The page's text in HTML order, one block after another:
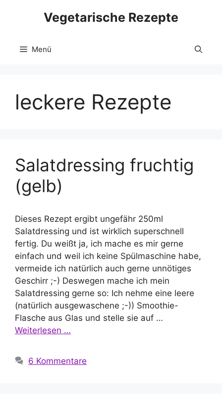
Vegetarische Rezepte
Menü
leckere Rezepte
Salatdressing fruchtig
(gelb)
Dieses Rezept ergibt ungefähr 250ml
Salatdressing und ist wirklich superschnell
fertig. Du weißt ja, ich mache es mir gerne
einfach und weil ich keine Spülmaschine habe,
vermeide ich natürlich auch gerne unnötiges
Geschirr ;-) Deswegen mache ich mein
Salatdressing gerne so: Ich nehme eine leere
(natürlich ausgewaschene ;-)) Smoothie-
Flasche aus Glas und stelle sie auf …
Weiterlesen …
6 Kommentare